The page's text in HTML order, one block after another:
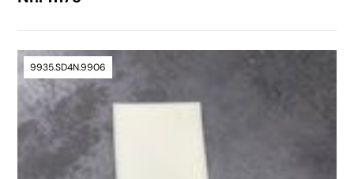
9935.SD4N.9906